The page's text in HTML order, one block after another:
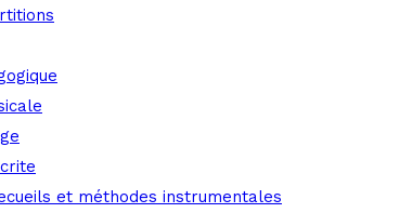
et méthodes instrumentales